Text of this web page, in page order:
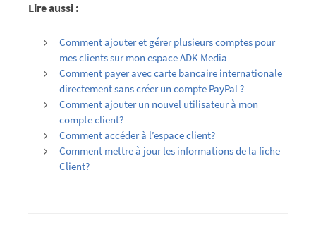
Lire aussi :
Comment ajouter et gérer plusieurs comptes pour
mes clients sur mon espace ADK Media
Comment payer avec carte bancaire internationale
directement sans créer un compte PayPal ?
Comment ajouter un nouvel utilisateur à mon
compte client?
Comment accéder à l’espace client?
Comment mettre à jour les informations de la fiche
Client?